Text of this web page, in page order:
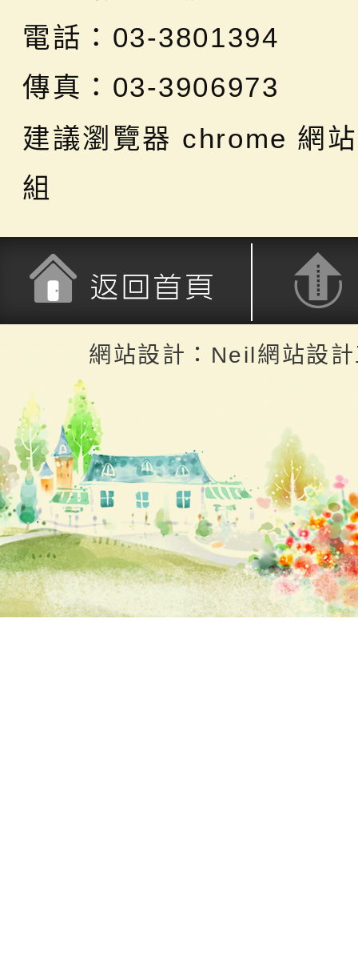
電話：03-3801394
傳真：03-3906973
建議瀏覽器 chrome 網
組
返回頂端
網站設計：Neil網站設